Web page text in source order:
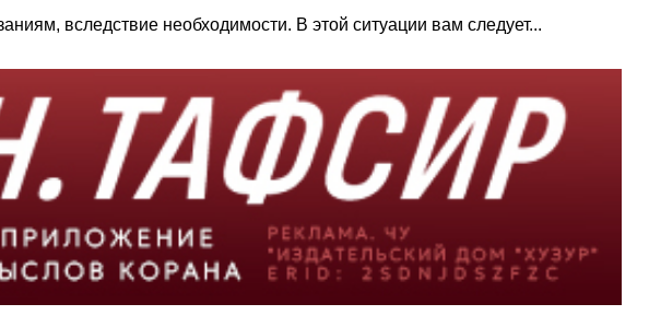
вследствие необходимости. В этой ситуации вам следует...